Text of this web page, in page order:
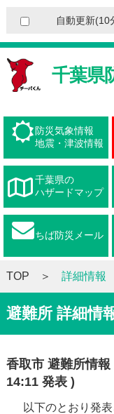
自動更新(10
千葉県
防災気象情報
地震・津波情報
千葉県の
ハザードマップ
ちば防災メール
TOP 詳細情報
避難所 詳細情
香取市 避難所情
14:11 発表 )
以下のとおり発表